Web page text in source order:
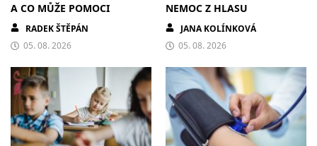
A CO MŮŽE POMOCI
RADEK ŠTĚPÁN
05. 08. 2026
NEMOC Z HLASU
JANA KOLÍNKOVÁ
05. 08. 2026